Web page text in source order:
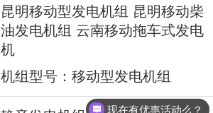
昆明移动型发电机组 昆明移动柴
油发电机组 云南移动拖车式发电
机
机组型号：移动型发电机组
现在有优惠活动么？